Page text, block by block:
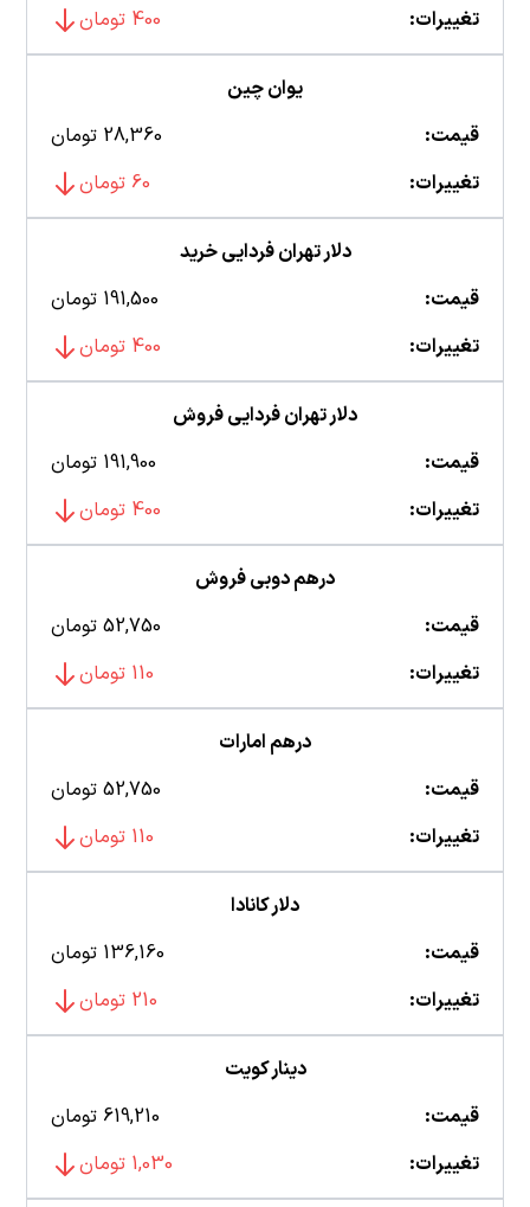
تغییرات: 400 تومان
یوان چین
قیمت:
28,360 تومان
تغییرات:
60 تومان
دلار تهران فردایی خرید
قیمت:
191,500 تومان
تغییرات:
400 تومان
دلار تهران فردایی فروش
قیمت:
191,900 تومان
تغییرات:
400 تومان
درهم دوبی فروش
قیمت:
52,750 تومان
تغییرات:
110 تومان
درهم امارات
قیمت:
52,750 تومان
تغییرات:
110 تومان
دلار کانادا
قیمت:
136,160 تومان
تغییرات:
210 تومان
دینار کویت
قیمت:
619,210 تومان
تغییرات:
1,030 تومان